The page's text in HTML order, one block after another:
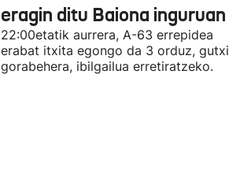
eragin ditu Baiona inguruan
22:00etatik aurrera, A-63 errepidea
erabat itxita egongo da 3 orduz, gutxi
gorabehera, ibilgailua erretiratzeko.